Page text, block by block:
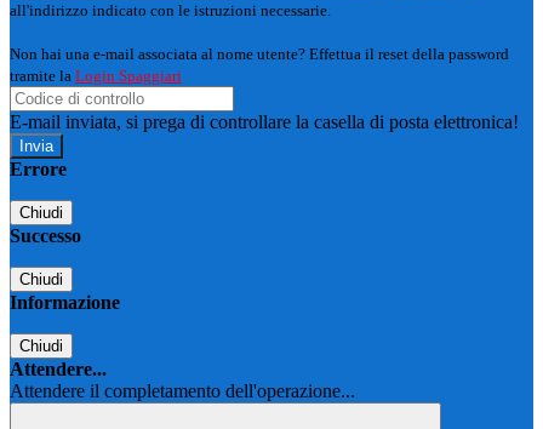
all'indirizzo indicato con le istruzioni necessarie.
Non hai una e-mail associata al nome utente? Effettua il reset della password
tramite la Login Spaggiari
E-mail inviata, si prega di controllare la casella di posta elettronica!
Errore
Chiudi
Successo
Chiudi
Informazione
Chiudi
Attendere...
Attendere il completamento dell'operazione...